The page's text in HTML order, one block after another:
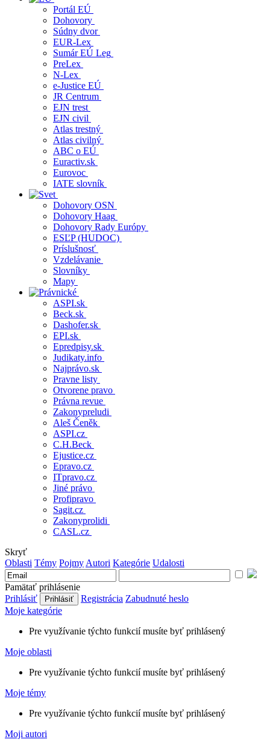
Portál EÚ
Dohovory
Súdny dvor
EUR-Lex
Sumár EÚ Leg
PreLex
N-Lex
e-Justice EÚ
JR Centrum
EJN trest
EJN civil
Atlas trestný
Atlas civilný
ABC o EÚ
Euractiv.sk
Eurovoc
IATE slovník
Dohovory OSN
Dohovory Haag
Dohovory Rady Európy
ESĽP (HUDOC)
Príslušnosť
Vzdelávanie
Slovníky
Mapy
ASPI.sk
Beck.sk
Dashofer.sk
EPI.sk
Epredpisy.sk
Judikaty.info
Najprávo.sk
Pravne listy
Otvorene pravo
Právna revue
Zakonypreludi
Aleš Čeněk
ASPI.cz
C.H.Beck
Ejustice.cz
Epravo.cz
ITpravo.cz
Jiné právo
Profipravo
Sagit.cz
Zakonyprolidi
CASL.cz
Skryť
Oblasti Témy Pojmy Autori Kategórie Udalosti
Pamätať prihlásenie
Prihlásiť
Registrácia Zabudnuté heslo
Moje kategórie
Pre využívanie týchto funkcií musíte byť prihlásený
Moje oblasti
Pre využívanie týchto funkcií musíte byť prihlásený
Moje témy
Pre využívanie týchto funkcií musíte byť prihlásený
Moji autori